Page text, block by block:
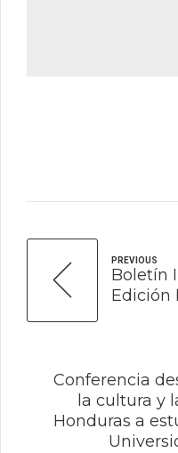
PREVIOUS
Boletín
Edición
Conferencia
la cultura y
Honduras a